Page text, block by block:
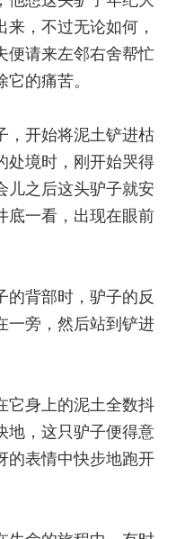
，不过无论如何，
便请来左邻右舍帮忙
的痛苦。
开始将泥土铲进枯
处境时，刚开始哭得
儿之后这头驴子就安
底一看，出现在眼前
背部时，驴子的反
旁，然后站到铲进
身上的泥土全数抖
地，这只驴子便得意
的表情中快步地跑开